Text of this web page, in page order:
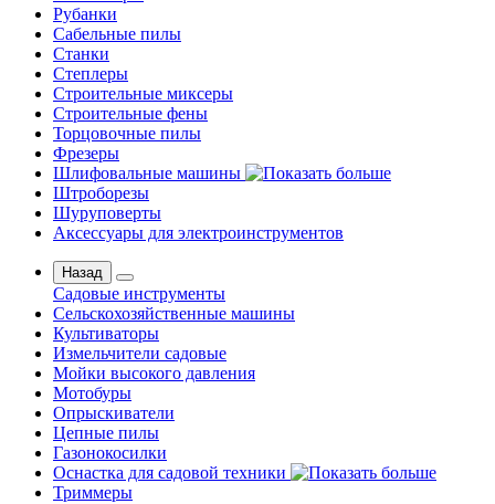
Рубанки
Сабельные пилы
Станки
Степлеры
Строительные миксеры
Строительные фены
Торцовочные пилы
Фрезеры
Шлифовальные машины
Штроборезы
Шуруповерты
Аксессуары для электроинструментов
Назад
Садовые инструменты
Сельскохозяйственные машины
Культиваторы
Измельчители садовые
Мойки высокого давления
Мотобуры
Опрыскиватели
Цепные пилы
Газонокосилки
Оснастка для садовой техники
Триммеры